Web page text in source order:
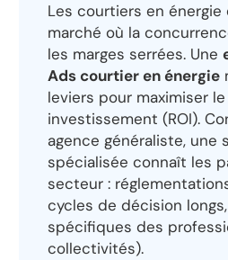
Les courtiers en
marché où la
les marges serrées. Une
Ads courtier en énergie
leviers pour maximiser
investissement (ROI).
agence généraliste, une
spécialisée connaît les
secteur :
cycles de décision
spécifiques des
collectivités).